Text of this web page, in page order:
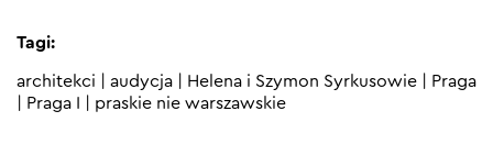
Tagi:
architekci audycja Helena i Szymon Syrkusowie
Praga
Praga I praskie nie warszawskie